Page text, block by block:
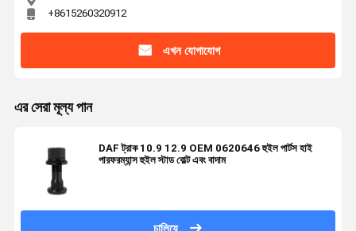
+8615260320912
এখন যোগাযোগ
এর সেরা মূল্য পান
DAF ট্রাক 10.9 12.9 OEM 0620646 হুইল পার্টস হাই
পারফরম্যান্স হুইল স্টাড বোল্ট এবং বাদাম